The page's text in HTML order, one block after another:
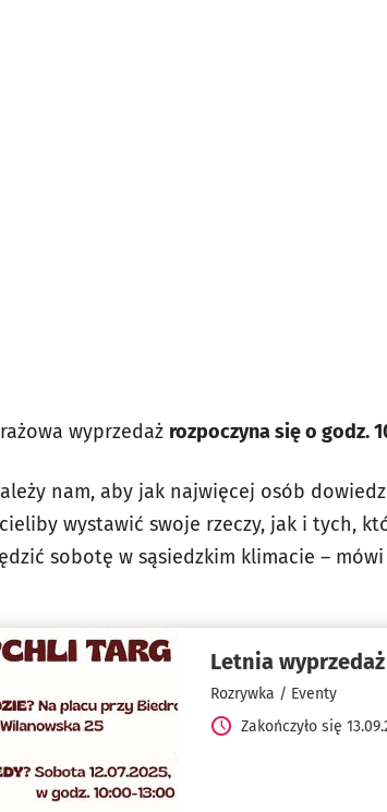
wyprzedaż rozpoczyna się o godz.
nam, aby jak najwięcej osób
wystawić swoje rzeczy, jak i tych,
sobotę w sąsiedzkim klimacie – mówi
Letnia
Rozrywka / Eventy
Zakończyło się